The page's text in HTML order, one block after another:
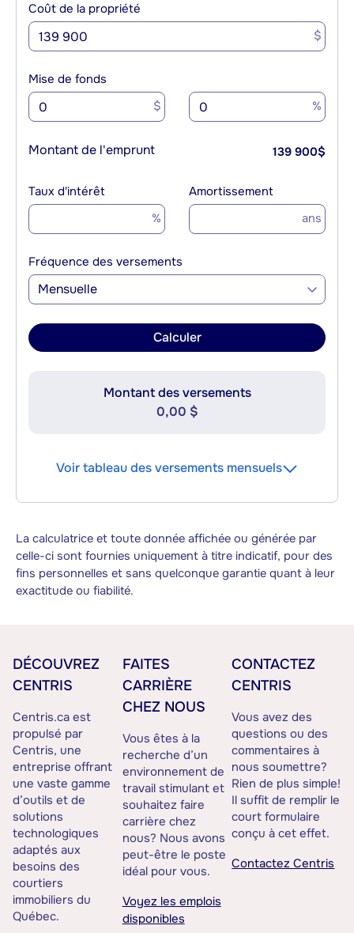
Coût de la propriété
$
Mise de fonds
$ %
Montant de l'emprunt 139 900$
Taux d'intérêt
%
Amortissement
ans
Fréquence des versements
Mensuelle
Calculer
Montant des versements
0,00 $
Voir tableau des versements mensuels
La calculatrice et toute donnée affichée ou générée par
celle-ci sont fournies uniquement à titre indicatif, pour des
fins personnelles et sans quelconque garantie quant à leur
exactitude ou fiabilité.
DÉCOUVREZ
CENTRIS
Centris.ca est
propulsé par
Centris, une
entreprise offrant
une vaste gamme
d’outils et de
solutions
technologiques
adaptés aux
besoins des
courtiers
immobiliers du
Québec.
FAITES
CARRIÈRE
CHEZ NOUS
Vous êtes à la
recherche d’un
environnement de
travail stimulant et
souhaitez faire
carrière chez
nous? Nous avons
peut-être le poste
idéal pour vous.
Voyez les emplois
disponibles
CONTACTEZ
CENTRIS
Vous avez des
questions ou des
commentaires à
nous soumettre?
Rien de plus simple!
Il suffit de remplir le
court formulaire
conçu à cet effet.
Contactez Centris